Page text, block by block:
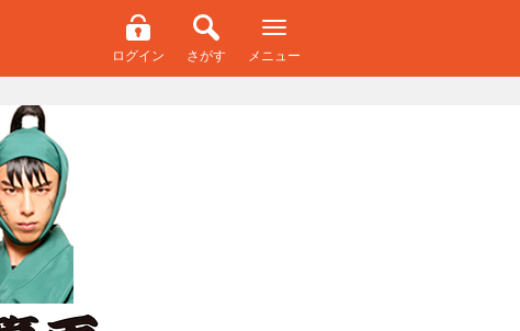
ログイン さがす メニュー